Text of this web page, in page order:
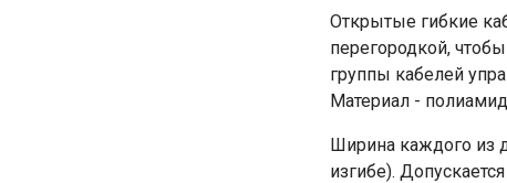
Открытые гибкие
перегородкой,
группы кабелей
Материал -
Ширина каждого из
изгибе).